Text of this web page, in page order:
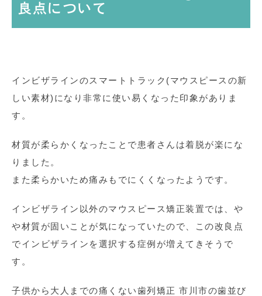
良点について
インビザラインのスマートトラック(マウスピースの新
しい素材)になり非常に使い易くなった印象がありま
す。
材質が柔らかくなったことで患者さんは着脱が楽にな
りました。
また柔らかいため痛みもでにくくなったようです。
インビザライン以外のマウスピース矯正装置では、や
や材質が固いことが気になっていたので、この改良点
でインビザラインを選択する症例が増えてきそうで
す。
子供から大人までの痛くない歯列矯正 市川市の歯並び